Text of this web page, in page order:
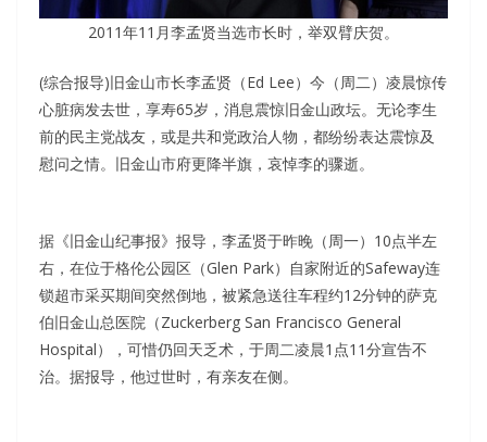
2011年11月李孟贤当选市长时，举双臂庆贺。
(综合报导)旧金山市长李孟贤（Ed Lee）今（周二）凌晨惊传
心脏病发去世，享寿65岁，消息震惊旧金山政坛。无论李生
前的民主党战友，或是共和党政治人物，都纷纷表达震惊及
慰问之情。旧金山市府更降半旗，哀悼李的骤逝。
据《旧金山纪事报》报导，李孟贤于昨晚（周一）10点半左
右，在位于格伦公园区（Glen Park）自家附近的Safeway连
锁超市采买期间突然倒地，被紧急送往车程约12分钟的萨克
伯旧金山总医院（Zuckerberg San Francisco General
Hospital），可惜仍回天乏术，于周二凌晨1点11分宣告不
治。据报导，他过世时，有亲友在侧。